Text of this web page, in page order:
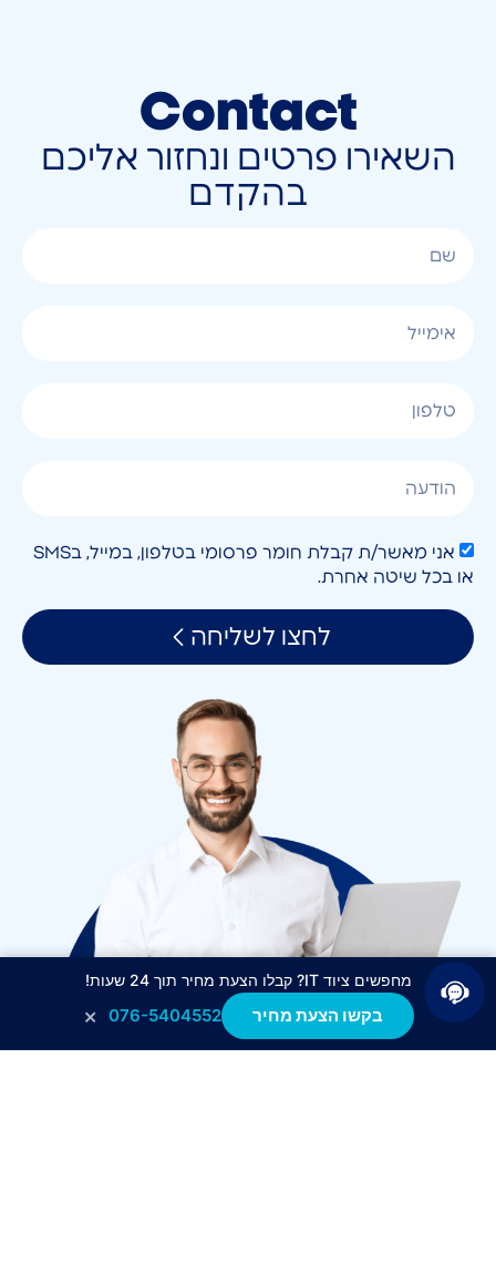
Contact
השאירו פרטים ונחזור אליכם
בהקדם
אני מאשר/ת קבלת חומר פרסומי בטלפון, במייל, בSMS
או בכל שיטה אחרת.
לחצו לשליחה
מחפשים ציוד IT? קבלו הצעת מחיר תוך 24 שעות!
בקשו הצעת מחיר 076-5404552
×